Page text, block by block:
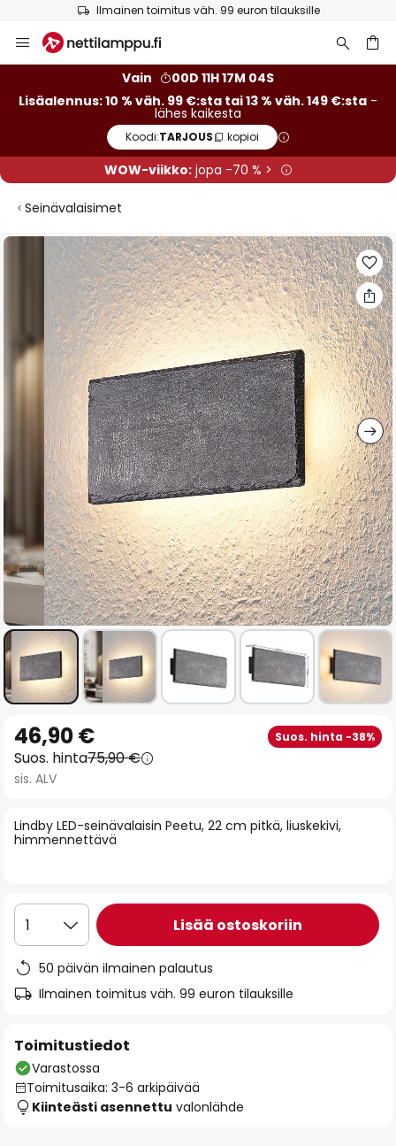
Ilmainen toimitus väh. 99 euron tilauksille
to
Vain
00D 11H 17M 04S
Lisäalennus: 10 % väh. 99 €:sta tai 13 % väh. 149 €:sta -
lähes kaikesta
Koodi:TARJOUS kopioi
WOW-viikko:jopa -70 % >
Seinävalaisimet
Skip
the
images
gallery
to
the
beginning
the
images
Lindby LED-seinävalaisin Peetu, 22 cm pitkä, liuskekivi,
himmennettävä
46,90 € Suos. hinta -38%
Suos. hinta75,90 €
sis. ALV
1 Lisää ostoskoriin
50 päivän ilmainen palautus
Ilmainen toimitus väh. 99 euron tilauksille
Toimitustiedot
Varastossa
Toimitusaika: 3-6 arkipäivää
Kiinteästi asennettu valonlähde